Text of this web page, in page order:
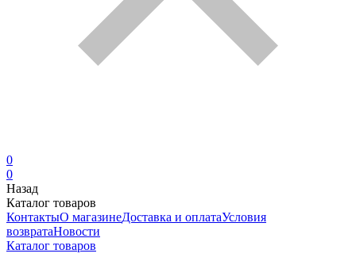
0
0
Назад
Каталог товаров
КонтактыО магазинеДоставка и оплатаУсловия
возвратаНовости
Каталог товаров